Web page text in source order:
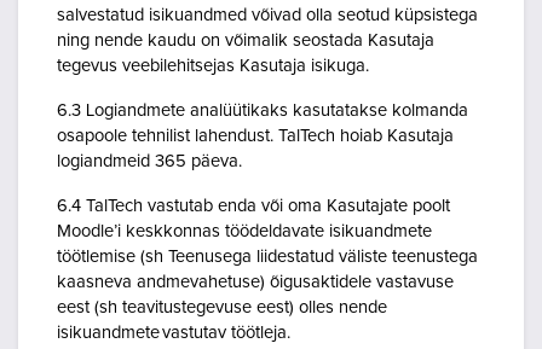
salvestatud isikuandmed võivad olla seotud küpsistega
ning nende kaudu on võimalik seostada Kasutaja
tegevus veebilehitsejas Kasutaja isikuga.
6.3 Logiandmete analüütikaks kasutatakse kolmanda
osapoole tehnilist lahendust. TalTech hoiab Kasutaja
logiandmeid 365 päeva.
6.4 TalTech vastutab enda või oma Kasutajate poolt
Moodle’i keskkonnas töödeldavate isikuandmete
töötlemise (sh Teenusega liidestatud väliste teenustega
kaasneva andmevahetuse) õigusaktidele vastavuse
eest (sh teavitustegevuse eest) olles nende
isikuandmete vastutav töötleja.